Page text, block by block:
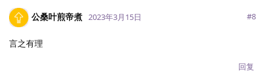
公桑叶煎帝煮 2023年3月15日 #8
言之有理
回复